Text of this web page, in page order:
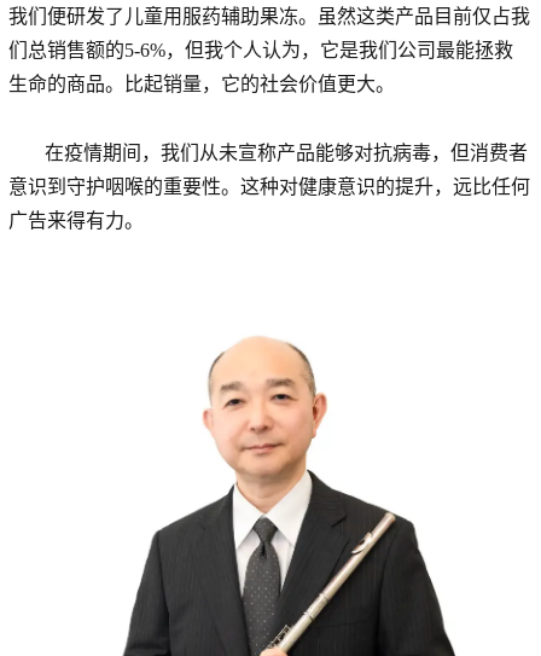
我们便研发了儿童用服药辅助果冻。虽然这类产品目前仅占我
们总销售额的5-6%，但我个人认为，它是我们公司最能拯救
生命的商品。比起销量，它的社会价值更大。
在疫情期间，我们从未宣称产品能够对抗病毒，但消费者
意识到守护咽喉的重要性。这种对健康意识的提升，远比任何
广告来得有力。